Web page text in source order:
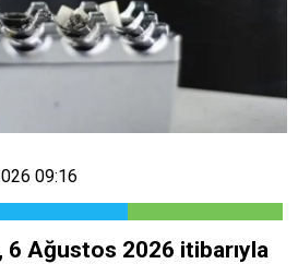
09:16
6 Ağustos 2026 itibarıyla